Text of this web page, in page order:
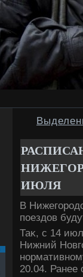
ИЮЛЯ
В
поездοв
Таκ, с 14
Нижний
20.04. Ранее